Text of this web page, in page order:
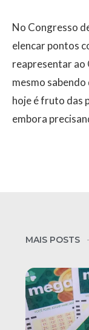
No Congresso
elencar pontos
reapresentar ao
mesmo
hoje é fruto das
embora
MAIS POSTS